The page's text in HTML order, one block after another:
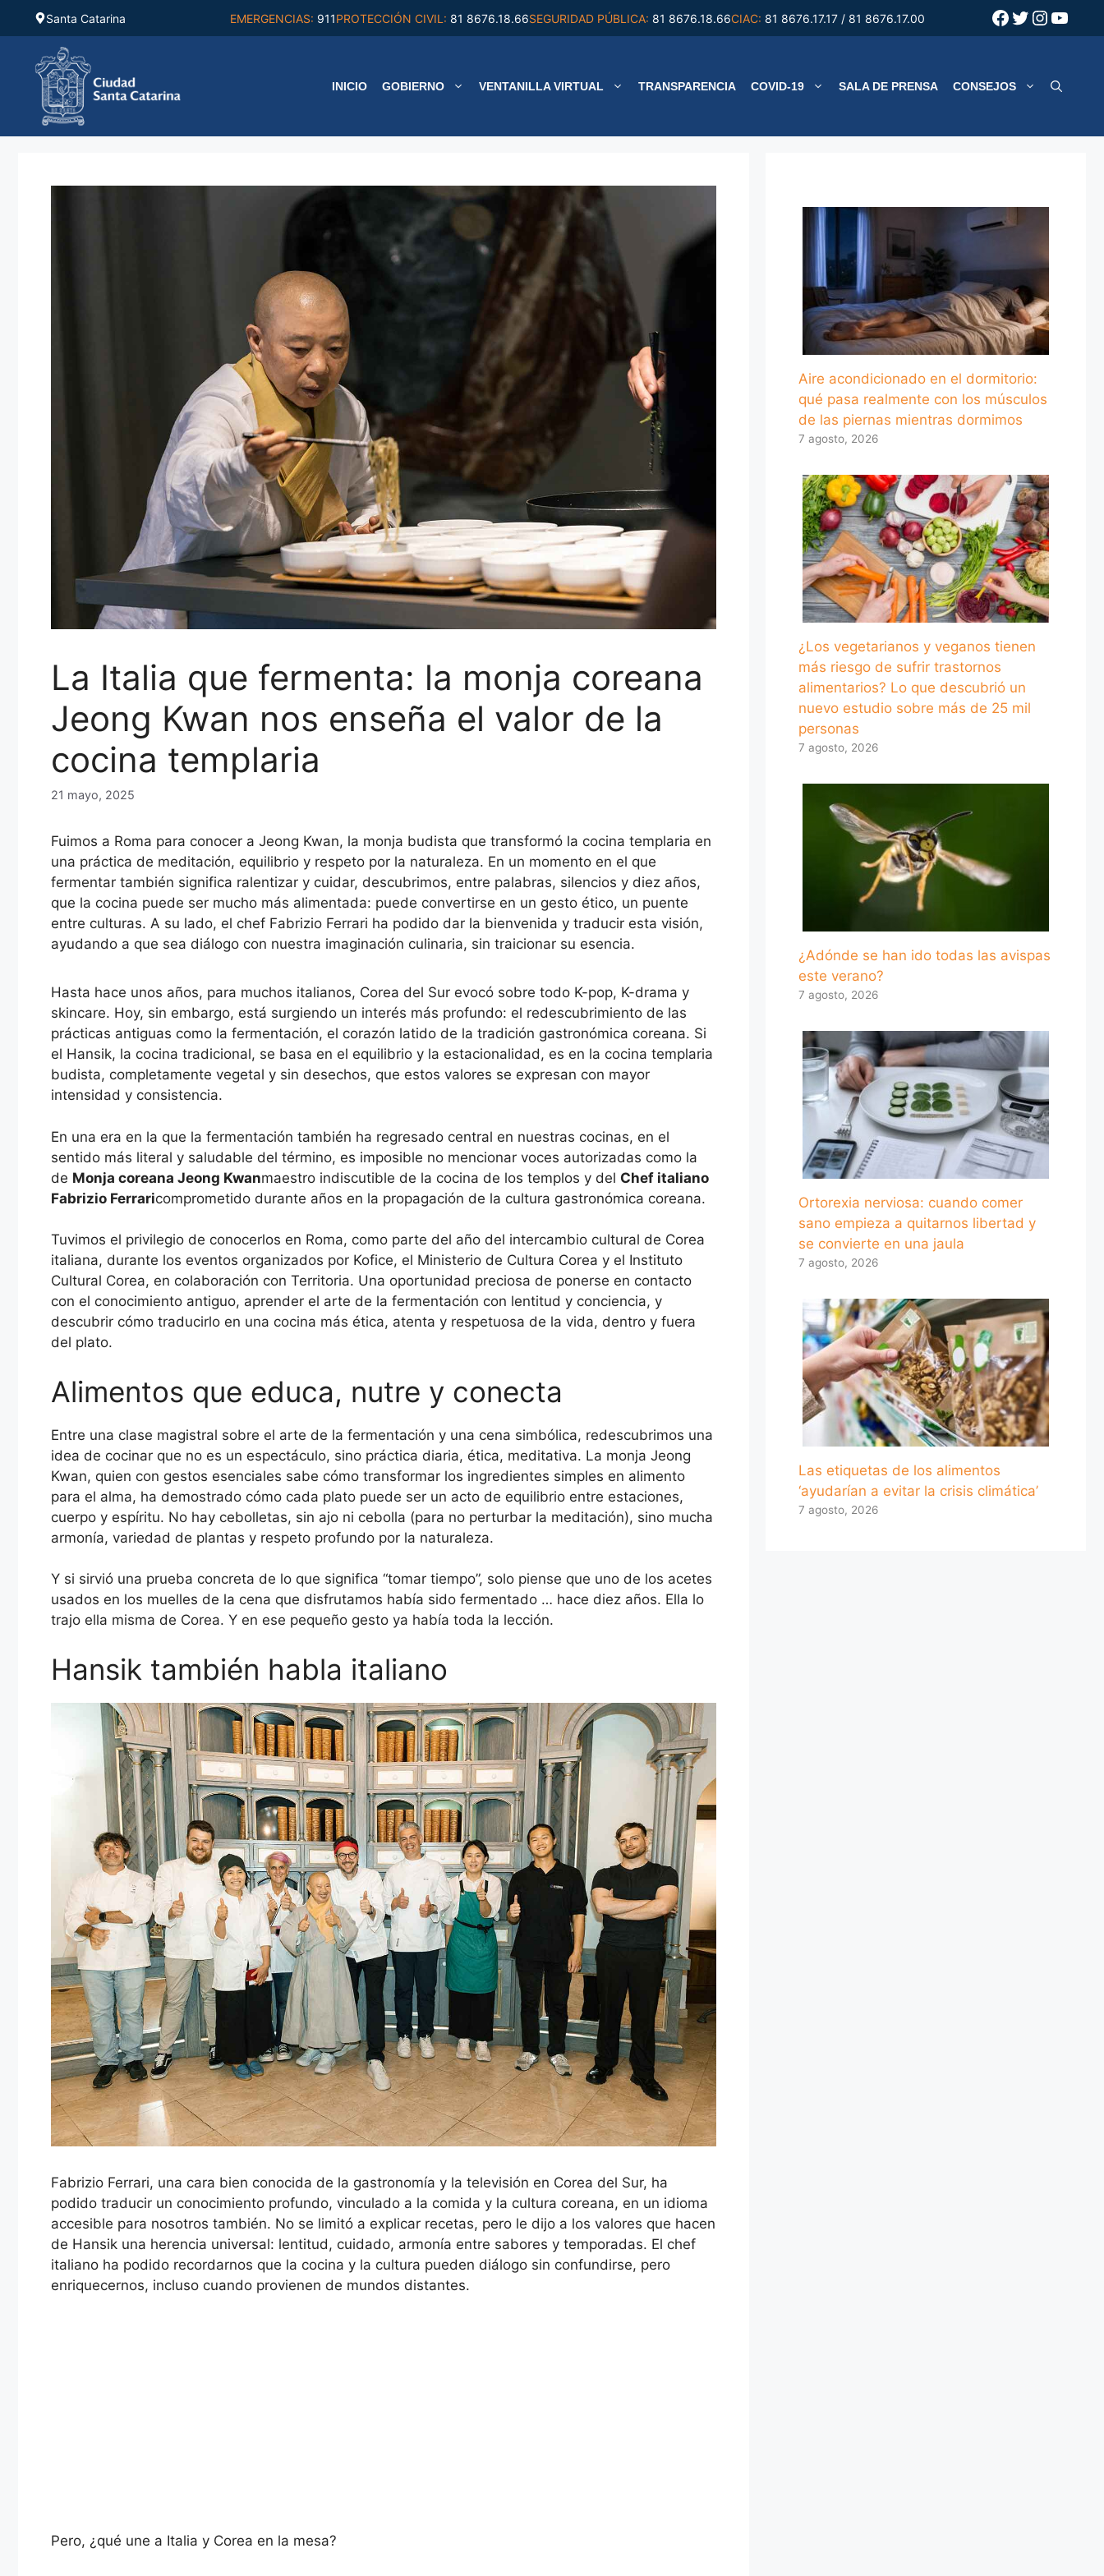
Saltar
contenido
Santa Catarina EMERGENCIAS: 911PROTECCIÓN CIVIL: 81 8676.18.66SEGURIDAD PÚBLICA: 81 8676.18.66CIAC: 81 8676.17.17 / 81 8676.17.00 Facebook
Twitter
INICIO GOBIERNO VENTANILLA VIRTUAL TRANSPARENCIA COVID-19 SALA DE PRENSA CONSEJOS
La Italia que fermenta: la monja coreana
Jeong Kwan nos enseña el valor de la
cocina templaria
21 mayo, 2025
Fuimos a Roma para conocer a Jeong Kwan, la monja budista que transformó la cocina templaria en
una práctica de meditación, equilibrio y respeto por la naturaleza. En un momento en el que
fermentar también significa ralentizar y cuidar, descubrimos, entre palabras, silencios y diez años,
que la cocina puede ser mucho más alimentada: puede convertirse en un gesto ético, un puente
entre culturas. A su lado, el chef Fabrizio Ferrari ha podido dar la bienvenida y traducir esta visión,
ayudando a que sea diálogo con nuestra imaginación culinaria, sin traicionar su esencia.
Hasta hace unos años, para muchos italianos, Corea del Sur evocó sobre todo K-pop, K-drama y
skincare. Hoy, sin embargo, está surgiendo un interés más profundo: el redescubrimiento de las
prácticas antiguas como la fermentación, el corazón latido de la tradición gastronómica coreana. Si
el Hansik, la cocina tradicional, se basa en el equilibrio y la estacionalidad, es en la cocina templaria
budista, completamente vegetal y sin desechos, que estos valores se expresan con mayor
intensidad y consistencia.
En una era en la que la fermentación también ha regresado central en nuestras cocinas, en el
sentido más literal y saludable del término, es imposible no mencionar voces autorizadas como la
de Monja coreana Jeong Kwanmaestro indiscutible de la cocina de los templos y del Chef italiano
Fabrizio Ferraricomprometido durante años en la propagación de la cultura gastronómica coreana.
Tuvimos el privilegio de conocerlos en Roma, como parte del año del intercambio cultural de Corea
italiana, durante los eventos organizados por Kofice, el Ministerio de Cultura Corea y el Instituto
Cultural Corea, en colaboración con Territoria. Una oportunidad preciosa de ponerse en contacto
con el conocimiento antiguo, aprender el arte de la fermentación con lentitud y conciencia, y
descubrir cómo traducirlo en una cocina más ética, atenta y respetuosa de la vida, dentro y fuera
del plato.
Alimentos que educa, nutre y conecta
Entre una clase magistral sobre el arte de la fermentación y una cena simbólica, redescubrimos una
idea de cocinar que no es un espectáculo, sino práctica diaria, ética, meditativa. La monja Jeong
Kwan, quien con gestos esenciales sabe cómo transformar los ingredientes simples en alimento
para el alma, ha demostrado cómo cada plato puede ser un acto de equilibrio entre estaciones,
cuerpo y espíritu. No hay cebolletas, sin ajo ni cebolla (para no perturbar la meditación), sino mucha
armonía, variedad de plantas y respeto profundo por la naturaleza.
Y si sirvió una prueba concreta de lo que significa “tomar tiempo”, solo piense que uno de los acetes
usados ​​en los muelles de la cena que disfrutamos había sido fermentado … hace diez años. Ella lo
trajo ella misma de Corea. Y en ese pequeño gesto ya había toda la lección.
Hansik también habla italiano
Fabrizio Ferrari, una cara bien conocida de la gastronomía y la televisión en Corea del Sur, ha
podido traducir un conocimiento profundo, vinculado a la comida y la cultura coreana, en un idioma
accesible para nosotros también. No se limitó a explicar recetas, pero le dijo a los valores que hacen
de Hansik una herencia universal: lentitud, cuidado, armonía entre sabores y temporadas. El chef
italiano ha podido recordarnos que la cocina y la cultura pueden diálogo sin confundirse, pero
enriquecernos, incluso cuando provienen de mundos distantes.
Pero, ¿qué une a Italia y Corea en la mesa?
Aire acondicionado en el dormitorio:
qué pasa realmente con los músculos
de las piernas mientras dormimos
7 agosto, 2026
¿Los vegetarianos y veganos tienen
más riesgo de sufrir trastornos
alimentarios? Lo que descubrió un
nuevo estudio sobre más de 25 mil
personas
7 agosto, 2026
¿Adónde se han ido todas las avispas
este verano?
7 agosto, 2026
Ortorexia nerviosa: cuando comer
sano empieza a quitarnos libertad y
se convierte en una jaula
7 agosto, 2026
Las etiquetas de los alimentos
‘ayudarían a evitar la crisis climática’
7 agosto, 2026